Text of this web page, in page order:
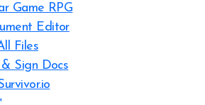
Game RPG
Editor
Files
Sign Docs